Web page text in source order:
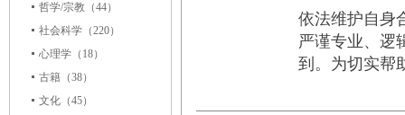
哲学/宗教 （44）
社会科学 （220）
心理学 （18）
古籍 （38）
文化 （45）
依法维护自身
严谨专业、逻
到。为切实帮